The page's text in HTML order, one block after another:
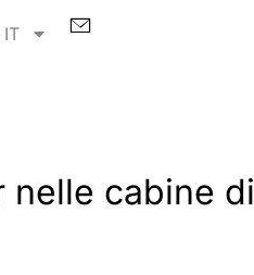
IT
nelle cabine di